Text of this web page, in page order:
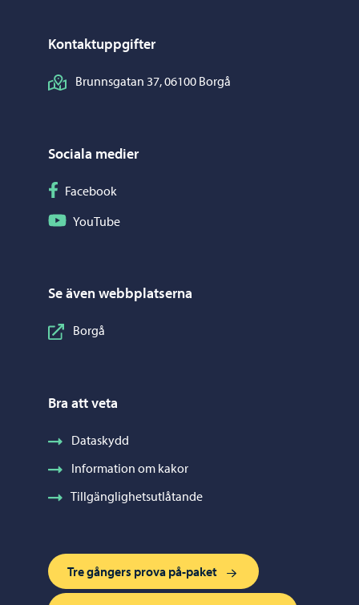
Kontaktuppgifter
Brunnsgatan 37, 06100 Borgå
Sociala medier
Följ på Facebook
Facebook
Följ på YouTube
YouTube
Se även webbplatserna
Borgå
Bra att veta
Dataskydd
Information om kakor
Tillgänglighetsutlåtande
Tre gångers prova på-paket